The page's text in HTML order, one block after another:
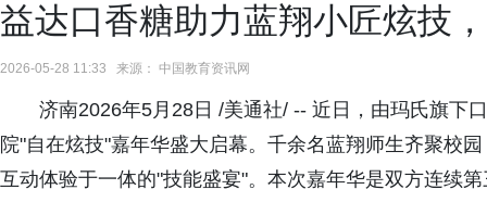
益达口香糖助力蓝翔小匠炫技
2026-05-28 11:33 来源： 中国教育资讯网
济南2026年5月28日 /美通社/ -- 近日，由玛氏旗下
院"自在炫技"嘉年华盛大启幕。千余名蓝翔师生齐聚校
互动体验于一体的"技能盛宴"。本次嘉年华是双方连续